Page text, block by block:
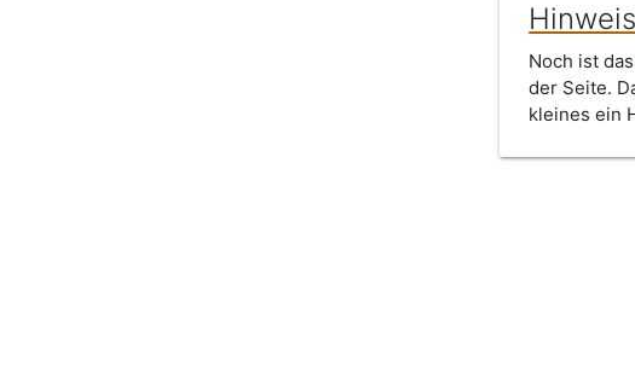
Noch ist
der Seite.
kleines ein